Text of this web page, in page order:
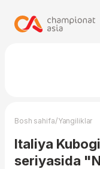
Bosh sahifa/Yangiliklar
Italiya
seriyasida